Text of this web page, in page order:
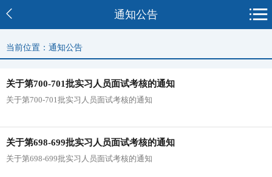
通知公告
当前位置：通知公告
关于第700-701批实习人员面试考核的通知
关于第700-701批实习人员面试考核的通知
关于第698-699批实习人员面试考核的通知
关于第698-699批实习人员面试考核的通知